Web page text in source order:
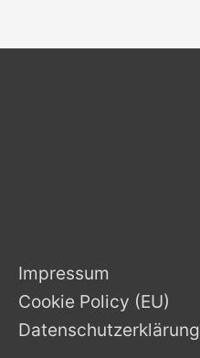
Impressum
Cookie Policy (EU)
Datenschutzerklärung